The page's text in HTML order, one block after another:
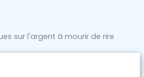
sur l'argent à mourir de rire